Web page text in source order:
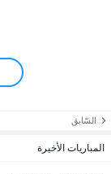
السّابق
المباريات الأخيرة